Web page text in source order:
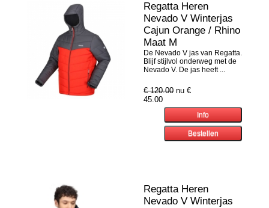
Regatta Heren
Nevado V Winterjas
Cajun Orange / Rhino
Maat M
De Nevado V jas van Regatta.
Blijf stijlvol onderweg met de
Nevado V. De jas heeft ...
€ 120.00 nu €
45.00
Regatta Heren
Nevado V Winterjas